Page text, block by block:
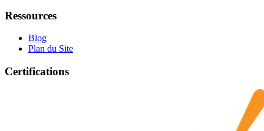
Ressources
Blog
Plan du Site
Certifications